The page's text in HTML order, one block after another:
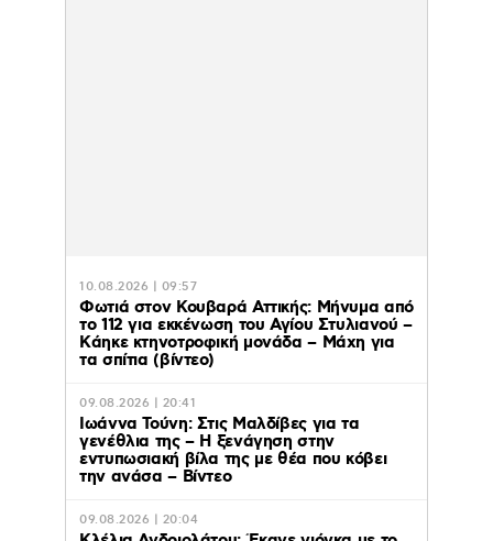
10.08.2026 | 09:57
Φωτιά στον Κουβαρά Αττικής: Μήνυμα από
το 112 για εκκένωση του Αγίου Στυλιανού –
Kάηκε κτηνοτροφική μονάδα – Μάχη για
τα σπίτια (βίντεο)
09.08.2026 | 20:41
Ιωάννα Τούνη: Στις Μαλδίβες για τα
γενέθλια της – H ξενάγηση στην
εντυπωσιακή βίλα της με θέα που κόβει
την ανάσα – Βίντεο
09.08.2026 | 20:04